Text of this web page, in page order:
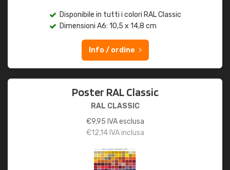
Disponibile in tutti i colori RAL Classic
Dimensioni A6: 10,5 x 14,8 cm
Info / ordine
Poster RAL Classic
RAL CLASSIC
€9,95 IVA esclusa
€12,14IVA inclusa